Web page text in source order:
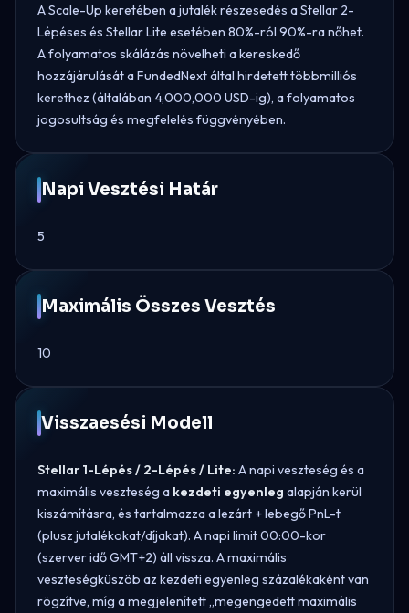
A Scale-Up keretében a jutalék részesedés a Stellar 2-
Lépéses és Stellar Lite esetében 80%-ról 90%-ra nőhet.
A folyamatos skálázás növelheti a kereskedő
hozzájárulását a FundedNext által hirdetett többmilliós
kerethez (általában 4,000,000 USD-ig), a folyamatos
jogosultság és megfelelés függvényében.
Napi Vesztési Határ
5
Maximális Összes Vesztés
10
Visszaesési Modell
Stellar 1-Lépés / 2-Lépés / Lite: A napi veszteség és a
maximális veszteség a kezdeti egyenleg alapján kerül
kiszámításra, és tartalmazza a lezárt + lebegő PnL-t
(plusz jutalékokat/díjakat). A napi limit 00:00-kor
(szerver idő GMT+2) áll vissza. A maximális
veszteségküszöb az kezdeti egyenleg százalékaként van
rögzítve, míg a megjelenített „megengedett maximális